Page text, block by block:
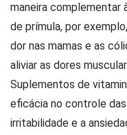
maneira complementar
de prímula, por
dor nas mamas e as
aliviar as dores
Suplementos de
eficácia no controle
irritabilidade e a